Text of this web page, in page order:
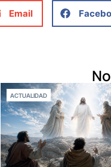
Email
ACTUALIDAD